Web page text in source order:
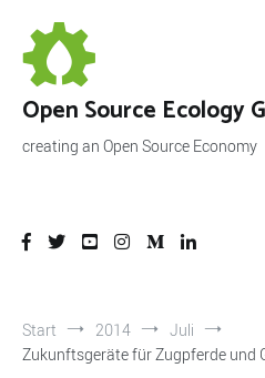
Inhalt
springen
Open Source Ecology
creating an Open Source Economy
Start 2014
Juli
Zukunftsgeräte für Zugpferde und